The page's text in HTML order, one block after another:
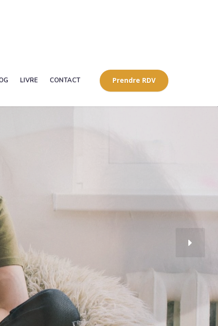
LIVRE CONTACT Prendre RDV